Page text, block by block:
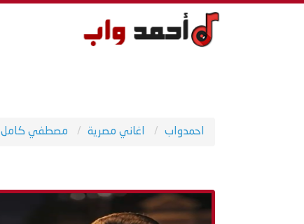
احمدواب اغاني مصرية مصطفي كامل